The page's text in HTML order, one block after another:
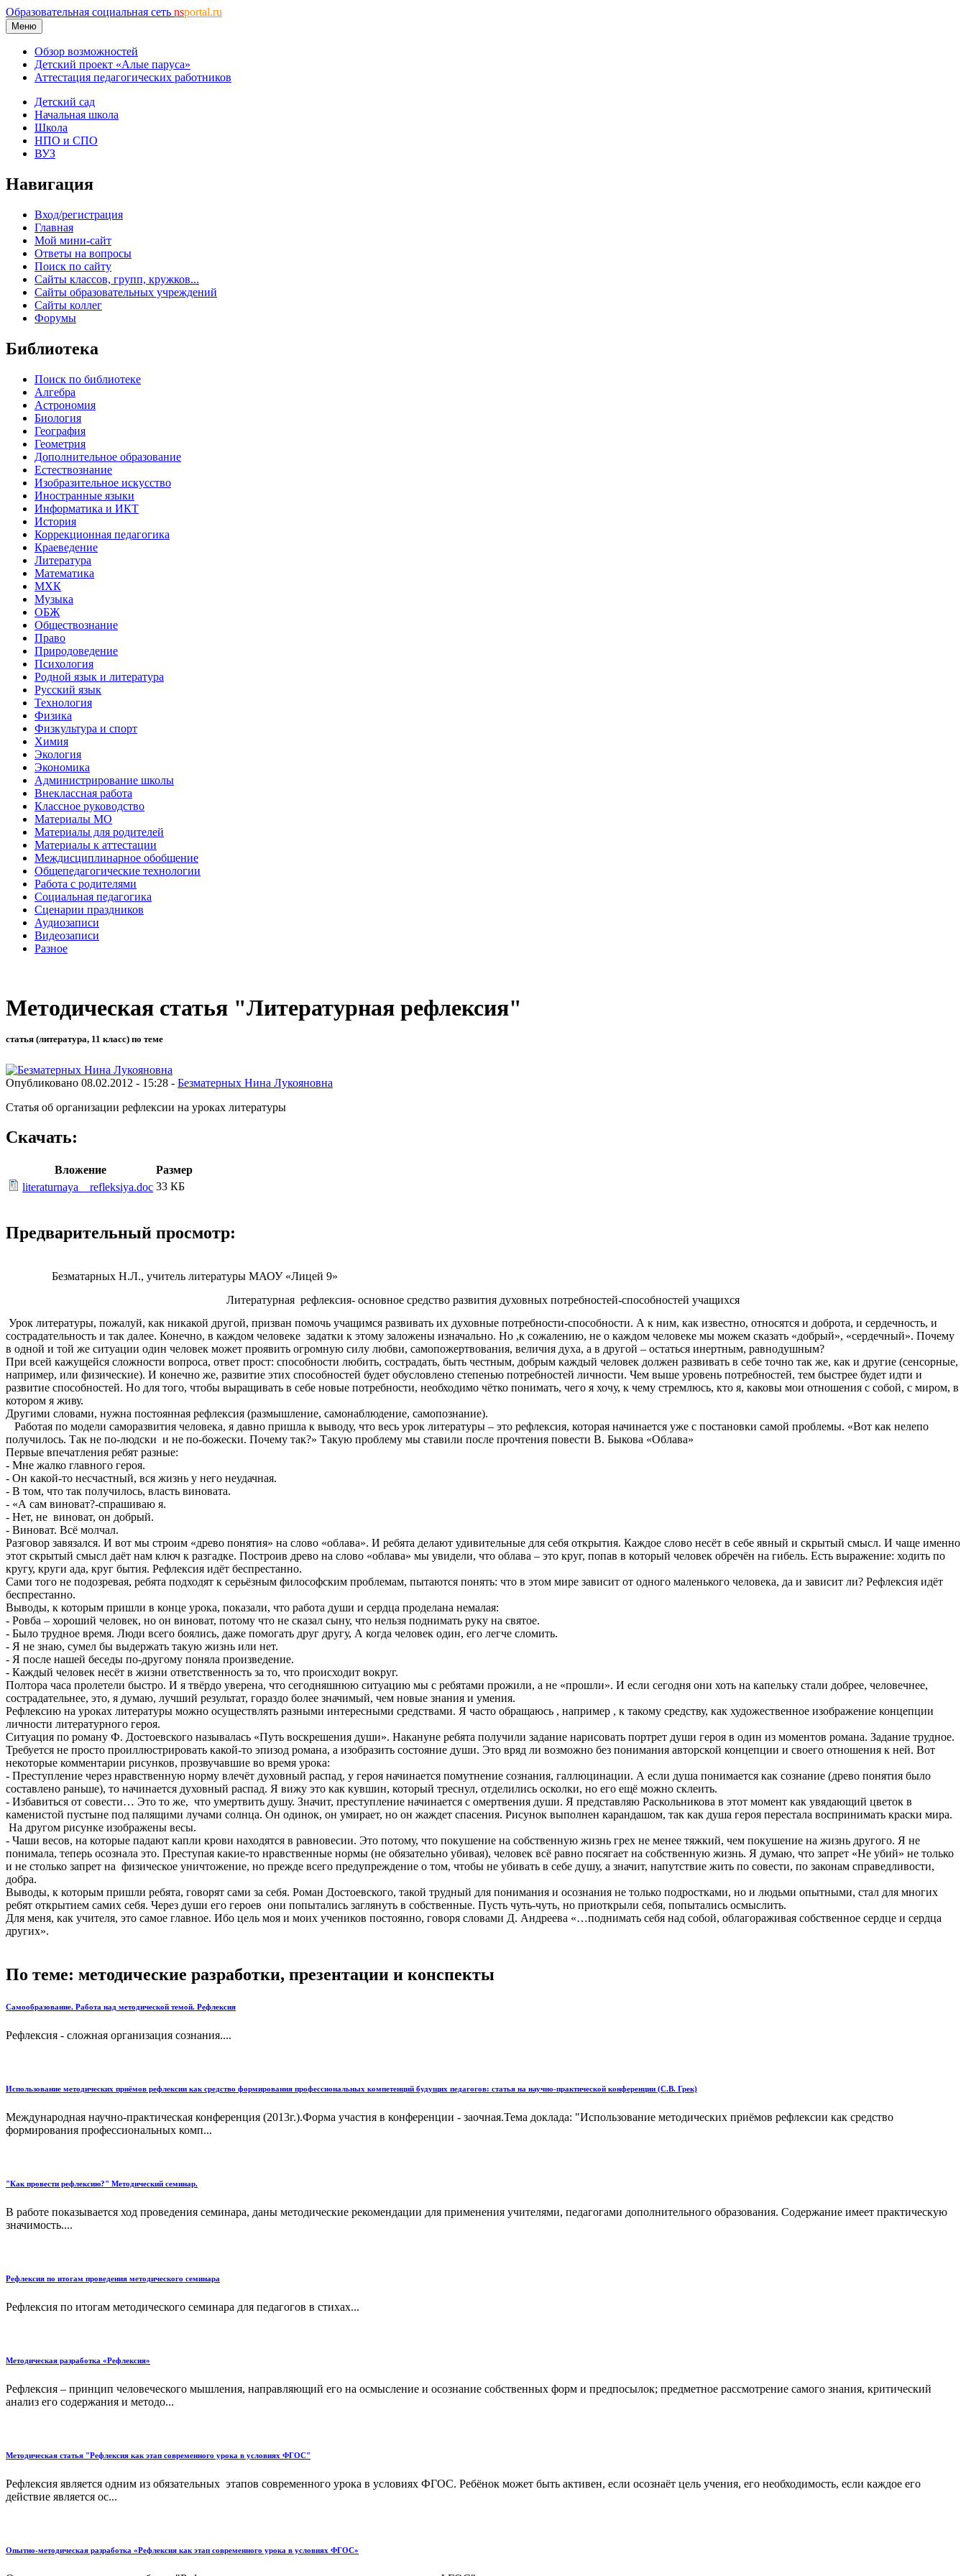
Образовательная социальная сеть nsportal.ru
Меню
Обзор возможностей
Детский проект «Алые паруса»
Аттестация педагогических работников
Детский сад
Начальная школа
Школа
НПО и СПО
ВУЗ
Навигация
Вход/регистрация
Главная
Мой мини-сайт
Ответы на вопросы
Поиск по сайту
Сайты классов, групп, кружков...
Сайты образовательных учреждений
Сайты коллег
Форумы
Библиотека
Поиск по библиотеке
Алгебра
Астрономия
Биология
География
Геометрия
Дополнительное образование
Естествознание
Изобразительное искусство
Иностранные языки
Информатика и ИКТ
История
Коррекционная педагогика
Краеведение
Литература
Математика
МХК
Музыка
ОБЖ
Обществознание
Право
Природоведение
Психология
Родной язык и литература
Русский язык
Технология
Физика
Физкультура и спорт
Химия
Экология
Экономика
Администрирование школы
Внеклассная работа
Классное руководство
Материалы МО
Материалы для родителей
Материалы к аттестации
Междисциплинарное обобщение
Общепедагогические технологии
Работа с родителями
Социальная педагогика
Сценарии праздников
Аудиозаписи
Видеозаписи
Разное
Методическая статья "Литературная рефлексия"
статья (литература, 11 класс) по теме
Опубликовано 08.02.2012 - 15:28 - Безматерных Нина Лукояновна
Статья об организации рефлексии на уроках литературы
Скачать:
Вложение
Размер
literaturnaya__refleksiya.doc 33 КБ
Предварительный просмотр:
Безматарных Н.Л., учитель литературы МАОУ «Лицей 9»
Литературная рефлексия- основное средство развития духовных потребностей-способностей учащихся
Урок литературы, пожалуй, как никакой другой, призван помочь учащимся развивать их духовные потребности-способности. А к ним, как известно, относятся и доброта, и сердечность, и
сострадательность и так далее. Конечно, в каждом человеке задатки к этому заложены изначально. Но ,к сожалению, не о каждом человеке мы можем сказать «добрый», «сердечный». Почему
в одной и той же ситуации один человек может проявить огромную силу любви, самопожертвования, величия духа, а в другой – остаться инертным, равнодушным?
При всей кажущейся сложности вопроса, ответ прост: способности любить, сострадать, быть честным, добрым каждый человек должен развивать в себе точно так же, как и другие (сенсорные,
например, или физические). И конечно же, развитие этих способностей будет обусловлено степенью потребностей личности. Чем выше уровень потребностей, тем быстрее будет идти и
развитие способностей. Но для того, чтобы выращивать в себе новые потребности, необходимо чётко понимать, чего я хочу, к чему стремлюсь, кто я, каковы мои отношения с собой, с миром, в
котором я живу.
Другими словами, нужна постоянная рефлексия (размышление, самонаблюдение, самопознание).
Работая по модели саморазвития человека, я давно пришла к выводу, что весь урок литературы – это рефлексия, которая начинается уже с постановки самой проблемы. «Вот как нелепо
получилось. Так не по-людски и не по-божески. Почему так?» Такую проблему мы ставили после прочтения повести В. Быкова «Облава»
Первые впечатления ребят разные:
- Мне жалко главного героя.
- Он какой-то несчастный, вся жизнь у него неудачная.
- В том, что так получилось, власть виновата.
- «А сам виноват?-спрашиваю я.
- Нет, не виноват, он добрый.
- Виноват. Всё молчал.
Разговор завязался. И вот мы строим «древо понятия» на слово «облава». И ребята делают удивительные для себя открытия. Каждое слово несёт в себе явный и скрытый смысл. И чаще именно
этот скрытый смысл даёт нам ключ к разгадке. Построив древо на слово «облава» мы увидели, что облава – это круг, попав в который человек обречён на гибель. Есть выражение: ходить по
кругу, круги ада, круг бытия. Рефлексия идёт беспрестанно.
Сами того не подозревая, ребята подходят к серьёзным философским проблемам, пытаются понять: что в этом мире зависит от одного маленького человека, да и зависит ли? Рефлексия идёт
беспрестанно.
Выводы, к которым пришли в конце урока, показали, что работа души и сердца проделана немалая:
- Ровба – хороший человек, но он виноват, потому что не сказал сыну, что нельзя поднимать руку на святое.
- Было трудное время. Люди всего боялись, даже помогать друг другу, А когда человек один, его легче сломить.
- Я не знаю, сумел бы выдержать такую жизнь или нет.
- Я после нашей беседы по-другому поняла произведение.
- Каждый человек несёт в жизни ответственность за то, что происходит вокруг.
Полтора часа пролетели быстро. И я твёрдо уверена, что сегодняшнюю ситуацию мы с ребятами прожили, а не «прошли». И если сегодня они хоть на капельку стали добрее, человечнее,
сострадательнее, это, я думаю, лучший результат, гораздо более значимый, чем новые знания и умения.
Рефлексию на уроках литературы можно осуществлять разными интересными средствами. Я часто обращаюсь , например , к такому средству, как художественное изображение концепции
личности литературного героя.
Ситуация по роману Ф. Достоевского называлась «Путь воскрешения души». Накануне ребята получили задание нарисовать портрет души героя в один из моментов романа. Задание трудное.
Требуется не просто проиллюстрировать какой-то эпизод романа, а изобразить состояние души. Это вряд ли возможно без понимания авторской концепции и своего отношения к ней. Вот
некоторые комментарии рисунков, прозвучавшие во время урока:
- Преступление через нравственную норму влечёт духовный распад, у героя начинается помутнение сознания, галлюцинации. А если душа понимается как сознание (древо понятия было
составлено раньше), то начинается духовный распад. Я вижу это как кувшин, который треснул, отделились осколки, но его ещё можно склеить.
- Избавиться от совести… Это то же, что умертвить душу. Значит, преступление начинается с омертвения души. Я представляю Раскольникова в этот момент как увядающий цветок в
каменистой пустыне под палящими лучами солнца. Он одинок, он умирает, но он жаждет спасения. Рисунок выполнен карандашом, так как душа героя перестала воспринимать краски мира.
На другом рисунке изображены весы.
- Чаши весов, на которые падают капли крови находятся в равновесии. Это потому, что покушение на собственную жизнь грех не менее тяжкий, чем покушение на жизнь другого. Я не
понимала, теперь осознала это. Преступая какие-то нравственные нормы (не обязательно убивая), человек всё равно посягает на собственную жизнь. Я думаю, что запрет «Не убий» не только
и не столько запрет на физическое уничтожение, но прежде всего предупреждение о том, чтобы не убивать в себе душу, а значит, напутствие жить по совести, по законам справедливости,
добра.
Выводы, к которым пришли ребята, говорят сами за себя. Роман Достоевского, такой трудный для понимания и осознания не только подростками, но и людьми опытными, стал для многих
ребят открытием самих себя. Через души его героев они попытались заглянуть в собственные. Пусть чуть-чуть, но приоткрыли себя, попытались осмыслить.
Для меня, как учителя, это самое главное. Ибо цель моя и моих учеников постоянно, говоря словами Д. Андреева «…поднимать себя над собой, облагораживая собственное сердце и сердца
других».
По теме: методические разработки, презентации и конспекты
Самообразование. Работа над методической темой. Рефлексия
Рефлексия - сложная организация сознания....
Использование методических приёмов рефлексии как средство формирования профессиональных компетенций будущих педагогов: статья на научно-практической конференции (С.В. Грек)
Международная научно-практическая конференция (2013г.).Форма участия в конференции - заочная.Тема доклада: "Использование методических приёмов рефлексии как средство
формирования профессиональных комп...
"Как провести рефлексию?" Методический семинар.
В работе показывается ход проведения семинара, даны методические рекомендации для применения учителями, педагогами дополнительного образования. Содержание имеет практическую
значимость....
Рефлексия по итогам проведения методического семинара
Рефлексия по итогам методического семинара для педагогов в стихах...
Методическая разработка «Рефлексия»
Рефлексия – принцип человеческого мышления, направляющий его на осмысление и осознание собственных форм и предпосылок; предметное рассмотрение самого знания, критический
анализ его содержания и методо...
Методическая статья "Рефлексия как этап современного урока в условиях ФГОС"
Рефлексия является одним из обязательных этапов современного урока в условиях ФГОС. Ребёнок может быть активен, если осознаёт цель учения, его необходимость, если каждое его
действие является ос...
Опытно-методическая разработка «Рефлексия как этап современного урока в условиях ФГОС»